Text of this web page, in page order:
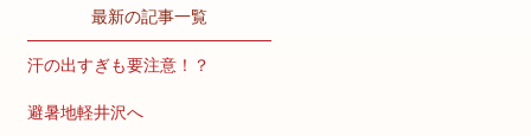
最新の記事一覧
汗の出すぎも要注意！？
避暑地軽井沢へ